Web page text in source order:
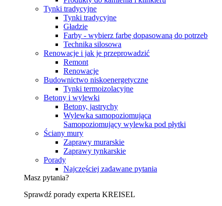
Tynki tradycyjne
Tynki tradycyjne
Gładzie
Farby - wybierz farbę dopasowaną do potrzeb
Technika silosowa
Renowacje i jak je przeprowadzić
Remont
Renowacje
Budownictwo niskoenergetyczne
Tynki termoizolacyjne
Betony i wylewki
Betony, jastrychy
Wylewka samopoziomująca
Samopoziomujący wylewka pod płytki
Ściany mury
Zaprawy murarskie
Zaprawy tynkarskie
Porady
Najczęściej zadawane pytania
Masz pytania?
Sprawdź porady experta KREISEL